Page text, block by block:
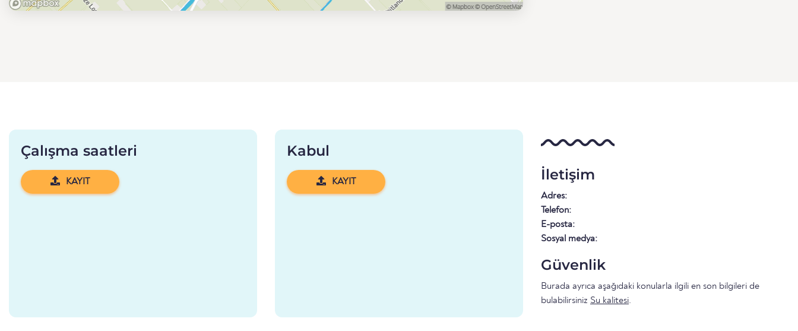
Çalışma saatleri
KAYIT
Kabul
KAYIT İletişim
Adres:
Telefon:
E-posta:
Sosyal medya:
Güvenlik
Burada ayrıca aşağıdaki konularla ilgili en son bilgileri de
bulabilirsiniz Su kalitesi.